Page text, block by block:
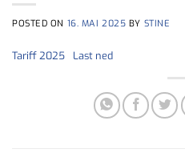
POSTED ON 16. MAI 2025 BY STINE
Tariff 2025 Last ned